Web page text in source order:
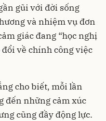
gũi với đời sống
và nhiệm vụ đơn
giác đang “học nghị
về chính công việc
cho biết, mỗi lần
đến những cảm xúc
cũng đầy động lực.